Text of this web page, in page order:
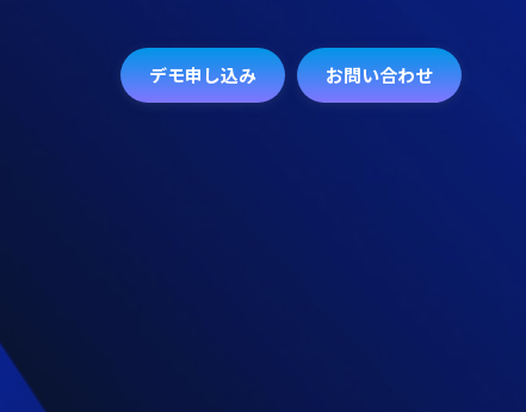
デモ申し込み お問い合わせ